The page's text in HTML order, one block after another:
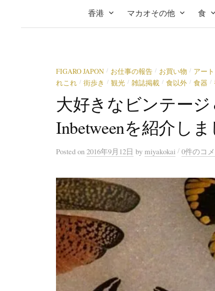
香港 マカオその他 食
FIGARO JAPON / お仕事の報告 / お買い物 / アート
れこれ / 街歩き / 観光 / 雑誌掲載 / 食以外 / 食器 /
大好きなビンテージ
Inbetweenを紹介し
Posted on 2016年9月12日 by miyakokai / 0件のコ